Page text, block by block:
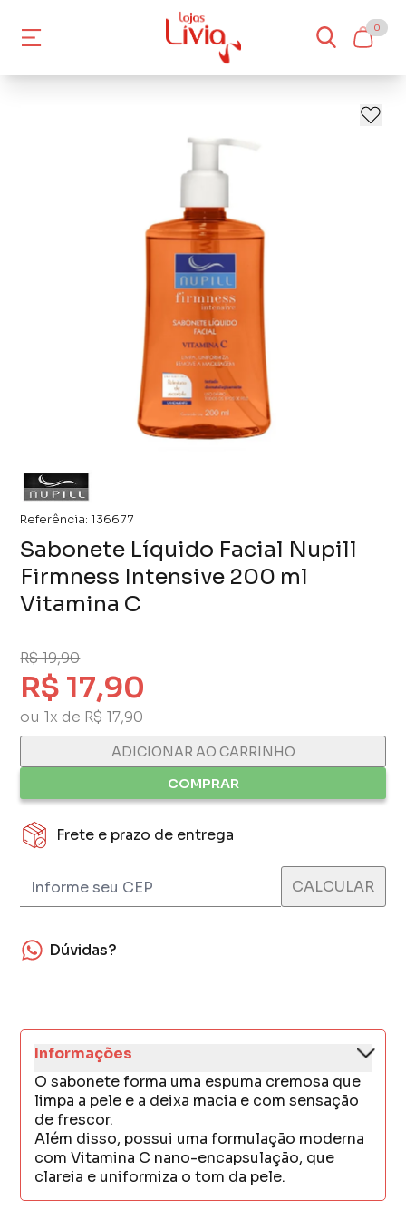
0
Referência: 136677
Sabonete Líquido Facial Nupill
Firmness Intensive 200 ml
Vitamina C
R$ 19,90
R$ 17,90
ou 1x de R$ 17,90
ADICIONAR AO CARRINHO
COMPRAR
Frete e prazo de entrega
Dúvidas?
Informações
O sabonete forma uma espuma cremosa que
limpa a pele e a deixa macia e com sensação
de frescor.
Além disso, possui uma formulação moderna
com Vitamina C nano-encapsulação, que
clareia e uniformiza o tom da pele.